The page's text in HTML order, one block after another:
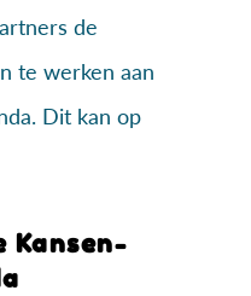
de
te werken aan
Dit kan op
Kansen-